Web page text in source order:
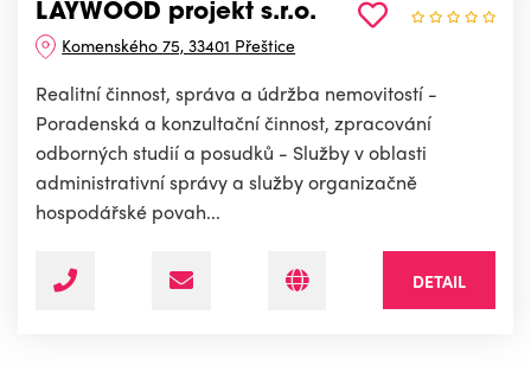
LAYWOOD projekt s.r.o.
Komenského 75, 33401 Přeštice
Realitní činnost, správa a údržba nemovitostí -
Poradenská a konzultační činnost, zpracování
odborných studií a posudků - Služby v oblasti
administrativní správy a služby organizačně
hospodářské povah...
DETAIL